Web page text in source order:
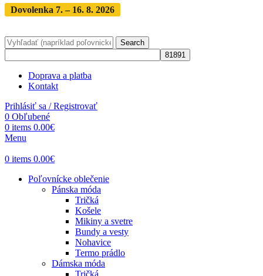
Dovolenka 7. – 16. 8. 2026
Search
Doprava a platba
Kontakt
Prihlásiť sa / Registrovať
0 Obľubené
0 items 0.00€
Menu
0 items 0.00€
Poľovnícke oblečenie
Pánska móda
Tričká
Košele
Mikiny a svetre
Bundy a vesty
Nohavice
Termo prádlo
Dámska móda
Tričká